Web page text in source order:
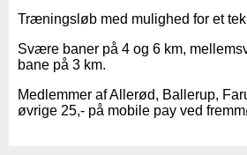
Træningsløb med mulighed for et
Svære baner på 4 og 6 km,
bane på 3 km.
Medlemmer af Allerød, Ballerup,
øvrige 25,- på mobile pay ved